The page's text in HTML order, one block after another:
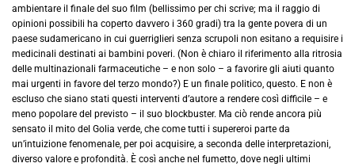
ambientare il finale del suo film (bellissimo per chi scrive; ma il raggio di
opinioni possibili ha coperto davvero i 360 gradi) tra la gente povera di un
paese sudamericano in cui guerriglieri senza scrupoli non esitano a requisire i
medicinali destinati ai bambini poveri. (Non è chiaro il riferimento alla ritrosia
delle multinazionali farmaceutiche – e non solo – a favorire gli aiuti quanto
mai urgenti in favore del terzo mondo?) E un finale politico, questo. E non è
escluso che siano stati questi interventi d’autore a rendere così difficile – e
meno popolare del previsto – il suo blockbuster. Ma ciò rende ancora più
sensato il mito del Golia verde, che come tutti i supereroi parte da
un’intuizione fenomenale, per poi acquisire, a seconda delle interpretazioni,
diverso valore e profondità. È così anche nel fumetto, dove negli ultimi